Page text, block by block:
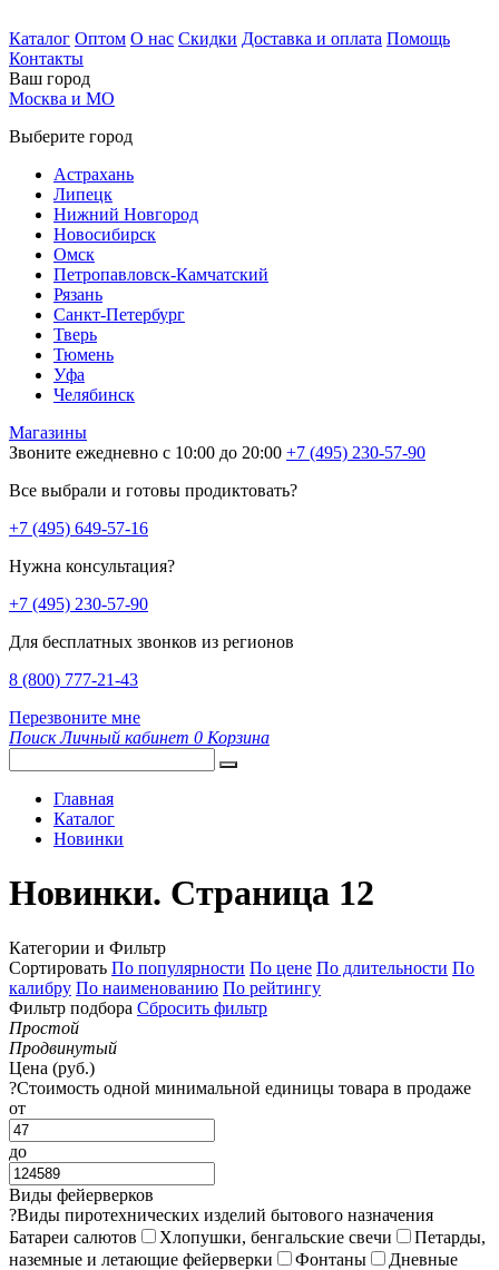
Каталог Оптом О нас Скидки Доставка и оплата Помощь
Контакты
Ваш город
Москва и МО
Выберите город
Астрахань
Липецк
Нижний Новгород
Новосибирск
Омск
Петропавловск-Камчатский
Рязань
Санкт-Петербург
Тверь
Тюмень
Уфа
Челябинск
Магазины
Звоните ежедневно с 10:00 до 20:00 +7 (495) 230-57-90
Все выбрали и готовы продиктовать?
+7 (495) 649-57-16
Нужна консультация?
+7 (495) 230-57-90
Для бесплатных звонков из регионов
8 (800) 777-21-43
Перезвоните мне
Поиск Личный кабинет 0 Корзина
Главная
Каталог
Новинки
Новинки. Страница 12
Категории и Фильтр
Сортировать По популярности По цене По длительности По
калибру По наименованию По рейтингу
Фильтр подбора Сбросить фильтр
Простой
Продвинутый
Цена (руб.)
?Стоимость одной минимальной единицы товара в продаже
от
до
Виды фейерверков
?Виды пиротехнических изделий бытового назначения
Батареи салютов
Хлопушки, бенгальские свечи
Петарды,
наземные и летающие фейерверки
Фонтаны
Дневные